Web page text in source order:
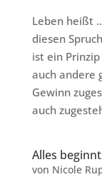
Leben heißt
diesen
ist ein
auch andere
Gewinn
auch
Alles
von Nicole